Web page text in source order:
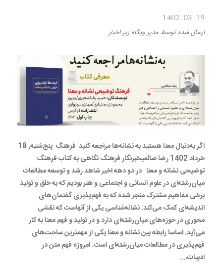
1402-03-19
ارسال شدهتوسط مدیر وبگاه زیراخبار
اگر به‌دنبال معنا هستید به نشانه‏‌ها مراجعه کنید فرهنگ پنج‌شنبه, 18
خرداد 1402 رضا صائمیخبرنگار فرهنگ نگاهی به کتاب فرهنگ
توضیحی نشانه و معنا در دو دهه اخیر شاهد رشد و توسعه مطالعات
میان‌رشته‌ای در علوم انسانی و اجتماعی و هنر بودیم که به خلق و تولید
برخی مفاهیم مشترک منجر شده که به فهم‌پذیری گفتمان‌های
اندیشه‌ای کمک می‌کند. نشانه‌شناسی یکی از آنهاست که نقشی
محوری در حوزه‌های میان‌رشته‌ای دارد و در تولید و فهم معنا به کار
می‌آید. اساسا رابطه بین نشانه و معنا یکی از مهمترین ساحت‌های
فهم‌پذیری در مطالعات میان‌رشته‌ای است. امروزه فهم متن در
ادبیات،...